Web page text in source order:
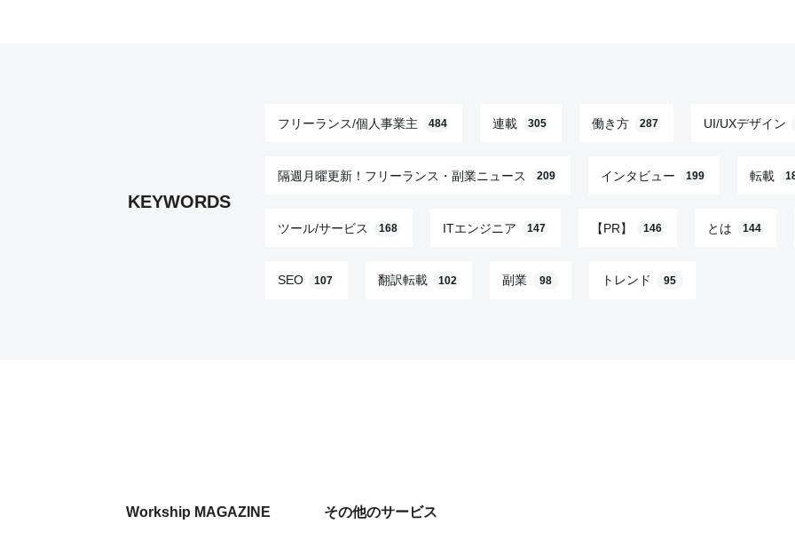
KEYWORDS
フリーランス/個人事業主 484 連載 305 働き方 287 UI/UXデザイン
隔週月曜更新！フリーランス・副業ニュース 209 インタビュー 199 転載
ツール/サービス 168 ITエンジニア 147 【PR】 146 とは 144
SEO 107 翻訳転載 102 副業 98 トレンド 95
Workship MAGAZINE その他のサービス